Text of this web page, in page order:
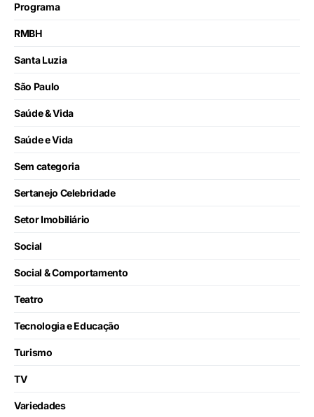
Programa
RMBH
Santa Luzia
São Paulo
Saúde & Vida
Saúde e Vida
Sem categoria
Sertanejo Celebridade
Setor Imobiliário
Social
Social & Comportamento
Teatro
Tecnologia e Educação
Turismo
TV
Variedades